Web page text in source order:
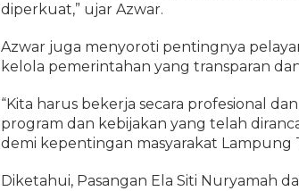
diperkuat,” ujar Azwar.
Azwar juga menyoroti pentingnya
kelola pemerintahan yang transparan
“Kita harus bekerja secara profesional
program dan kebijakan yang telah
demi kepentingan masyarakat Lampung
Diketahui, Pasangan Ela Siti Nuryamah